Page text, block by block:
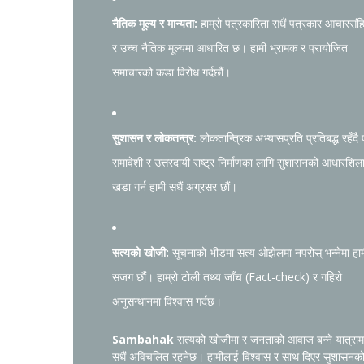
नैतिक मूल्य र मान्यता: हाम्रो पत्रकारिता सधैं पत्रकार
र उच्च नैतिक मूल्यमा आधारित छ। हामी भ्रामक र प्रायोजित
समाचारको कडा विरोध गर्दछौं।
सुशासन र लोकतन्त्र: लोकतान्त्रिक अभ्यासप्रति प्रतिबद्ध रहँदै
समावेशी र उत्तरदायी राष्ट्र निर्माणका लागि सुशासनको आधारशिला
खडा गर्न हामी सधैं अग्रसर छौं।
सत्यको खोजी: सूचनाको भीडमा सत्य ओझेलमा नपरोस् भन्नेमा
सजग छौं। हाम्रो टोली तथ्य जाँच (Fact-check) र गहिरो
अनुसन्धानमा विश्वास गर्दछ।
Sambahak सत्यको खोजीमा र जनताको आवाज बन्ने
सधैं अविचलित रहनेछ। हामीलाई विश्वास र साथ दिएर सुशासनको